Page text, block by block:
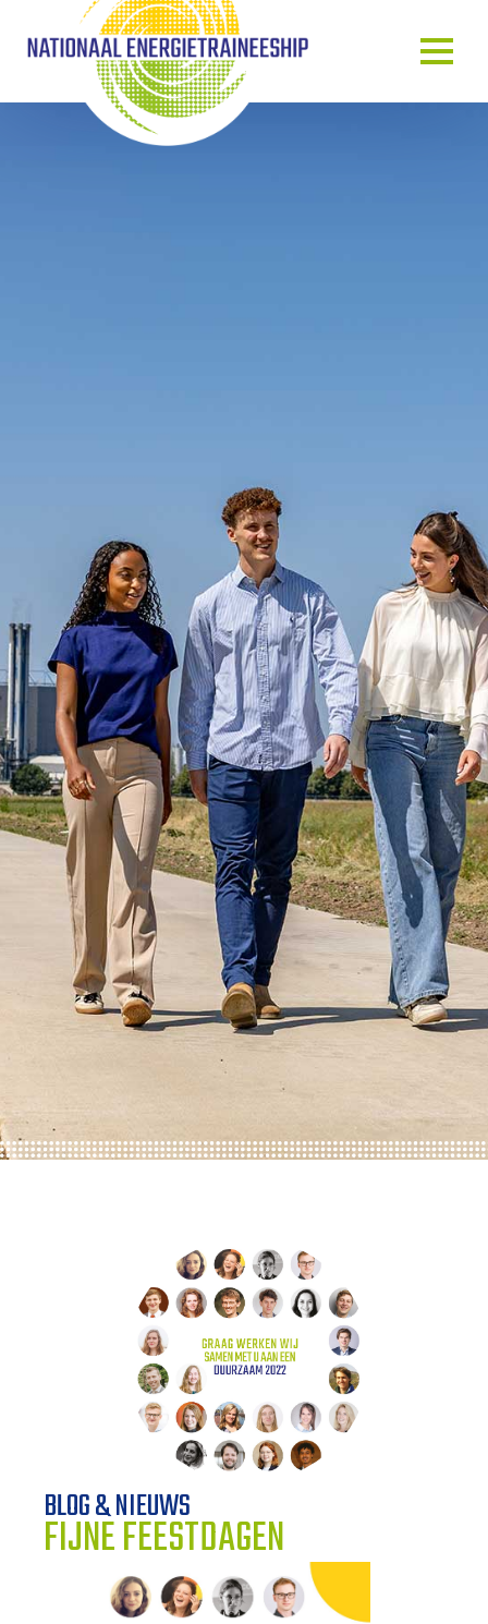
STARTERS
JOUW VERHAAL
PROGRAMMA INHOUD
SELECTIEPROCEDURE
JOUW TOEKOMST
INSCHRIJVEN
ONZE TRAINEES
ONZE ALUMNI
VACATURES
DE MEERWAARDE
KETENAANPAK
UW NETWERK
WERKWIJZE
UW PROJECT
BLOG & NIEUWS
FIJNE FEESTDAGEN